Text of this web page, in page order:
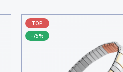
TOP
-75%